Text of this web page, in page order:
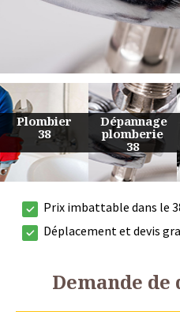
Urgence
fuite
plomberie
38
Entreprise
de
plomberie
38
Prix imbattable dans le
Déplacement et devis
Demande